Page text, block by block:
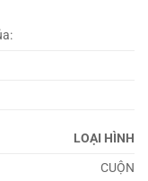
LOẠI HÌNH
CUỘN